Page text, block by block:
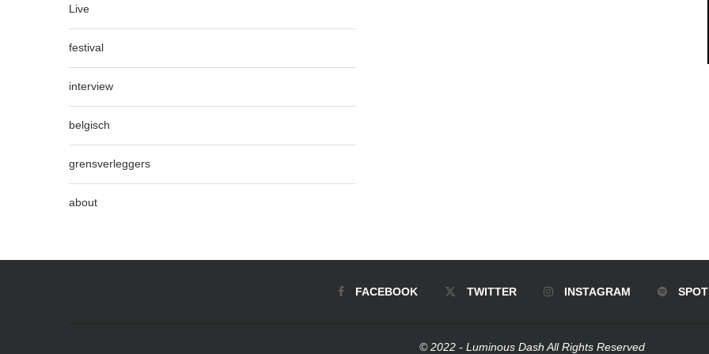
Live
festival
interview
belgisch
grensverleggers
about
FACEBOOK TWITTER INSTAGRAM
© 2022 - Luminous Dash All Rights Reserved